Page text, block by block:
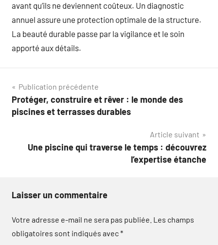
avant qu’ils ne deviennent coûteux. Un diagnostic
annuel assure une protection optimale de la structure.
La beauté durable passe par la vigilance et le soin
apporté aux détails.
Navigation
de
Publication précédente
Protéger, construire et rêver : le monde des
piscines et terrasses durables
Article suivant
Une piscine qui traverse le temps : découvrez
l’expertise étanche
Laisser un commentaire
Votre adresse e-mail ne sera pas publiée. Les champs
obligatoires sont indiqués avec*